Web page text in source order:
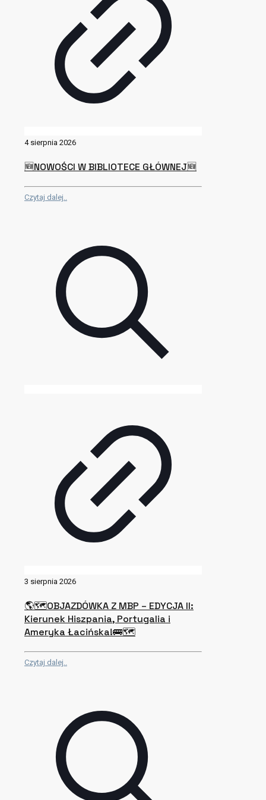
4 sierpnia 2026
🆕NOWOŚCI W BIBLIOTECE GŁÓWNEJ🆕
Czytaj dalej..
3 sierpnia 2026
🌎🗺OBJAZDÓWKA Z MBP – EDYCJA II:
Kierunek Hiszpania, Portugalia i
Ameryka Łacińska!🚌🗺
Czytaj dalej..